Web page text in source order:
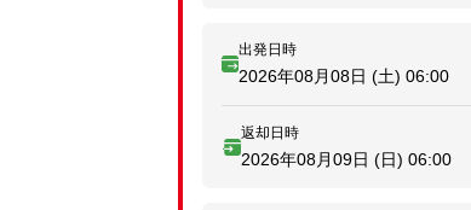
出発日時
2026年08月08日 (土) 06:00
返却日時
2026年08月09日 (日) 06:00